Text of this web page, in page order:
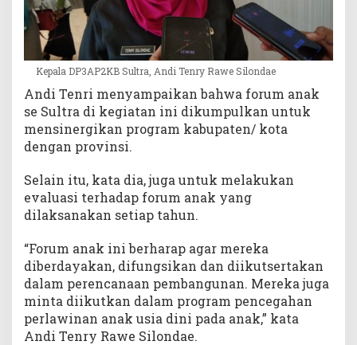
Kepala DP3AP2KB Sultra, Andi Tenry Rawe Silondae
Andi Tenri menyampaikan bahwa forum anak
se Sultra di kegiatan ini dikumpulkan untuk
mensinergikan program kabupaten/ kota
dengan provinsi.
Selain itu, kata dia, juga untuk melakukan
evaluasi terhadap forum anak yang
dilaksanakan setiap tahun.
“Forum anak ini berharap agar mereka
diberdayakan, difungsikan dan diikutsertakan
dalam perencanaan pembangunan. Mereka juga
minta diikutkan dalam program pencegahan
perlawinan anak usia dini pada anak,” kata
Andi Tenry Rawe Silondae.